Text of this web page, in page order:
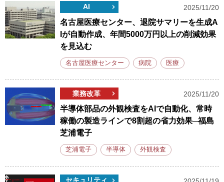
AI 2025/11/20
名古屋医療センター、退院サマリーを生成A
Iが自動作成、年間5000万円以上の削減効果
を見込む
名古屋医療センター 病院 医療
業務改革 2025/11/20
半導体部品の外観検査をAIで自動化、常時
稼働の製造ラインで8割超の省力効果─福島
芝浦電子
芝浦電子 半導体 外観検査
セキュリティ